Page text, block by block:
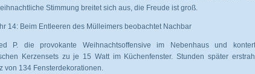
Stimmung breitet sich aus, die Freude ist groß.
14: Beim Entleeren des Mülleimers beobachtet Nachbar
P. die provokante Weihnachtsoffensive im Nebenhaus und
Kerzensets zu je 15 Watt im Küchenfenster. Stunden später
von 134 Fensterdekorationen.